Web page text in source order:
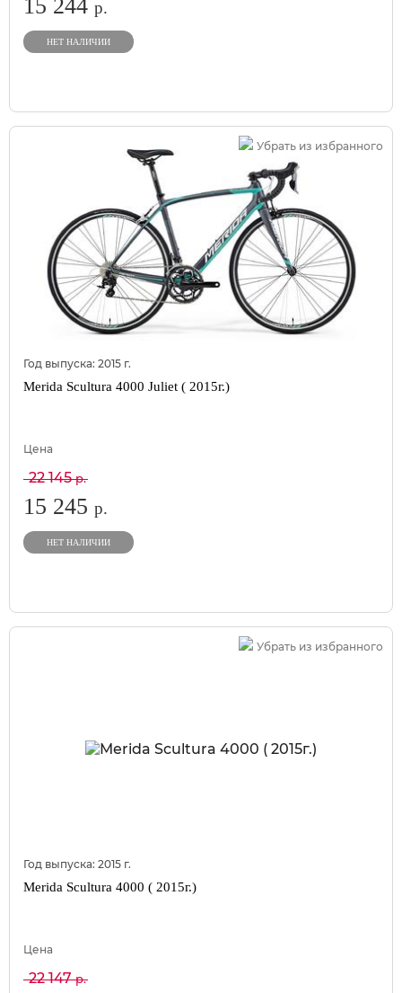
15 244 р.
НЕТ НАЛИЧИИ
Убрать из избранного
Год выпуска: 2015 г.
Merida Scultura 4000 Juliet ( 2015г.)
Цена
22 145р.
15 245 р.
НЕТ НАЛИЧИИ
Убрать из избранного
Год выпуска: 2015 г.
Merida Scultura 4000 ( 2015г.)
Цена
22 147р.